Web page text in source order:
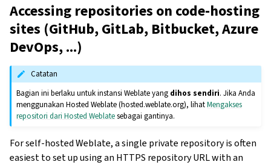
Accessing repositories on code-hosting
sites (GitHub, GitLab, Bitbucket, Azure
DevOps, ...)
Catatan
Bagian ini berlaku untuk instansi Weblate yang dihos sendiri. Jika Anda
menggunakan Hosted Weblate (hosted.weblate.org), lihatMengakses
repositori dari Hosted Weblatesebagai gantinya.
For self-hosted Weblate, a single private repository is often
easiest to set up using an HTTPS repository URL with an